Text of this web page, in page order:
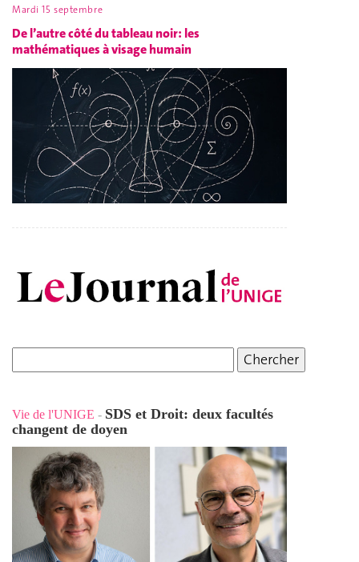
Mardi 15 septembre
De l’autre côté du tableau noir: les
mathématiques à visage humain
Vie de l'UNIGE - SDS et Droit: deux facultés
changent de doyen